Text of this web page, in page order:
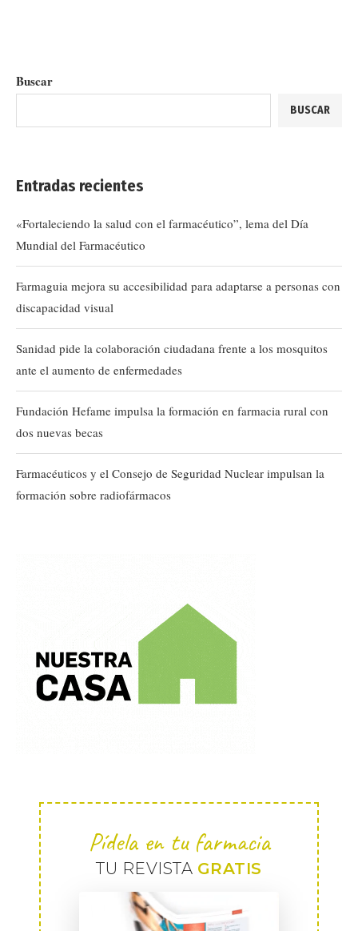
Buscar
BUSCAR
Entradas recientes
«Fortaleciendo la salud con el farmacéutico”, lema del Día
Mundial del Farmacéutico
Farmaguia mejora su accesibilidad para adaptarse a personas con
discapacidad visual
Sanidad pide la colaboración ciudadana frente a los mosquitos
ante el aumento de enfermedades
Fundación Hefame impulsa la formación en farmacia rural con
dos nuevas becas
Farmacéuticos y el Consejo de Seguridad Nuclear impulsan la
formación sobre radiofármacos
Pídela en tu farmacia
TU REVISTA GRATIS